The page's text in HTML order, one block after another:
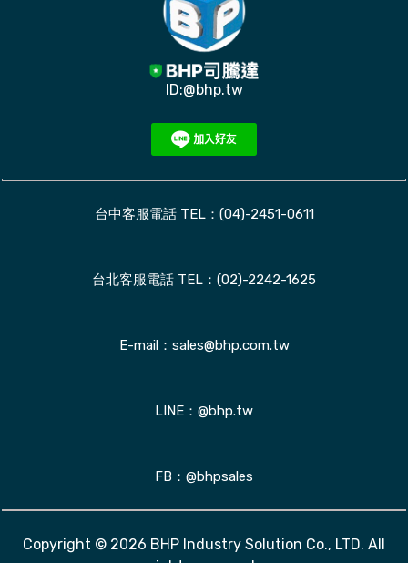
ID:@bhp.tw
台中客服電話 TEL：(04)-2451-0611
台北客服電話 TEL：(02)-2242-1625
E-mail：sales@bhp.com.tw
LINE：@bhp.tw
FB：@bhpsales
Copyright © 2026 BHP Industry Solution Co., LTD. All